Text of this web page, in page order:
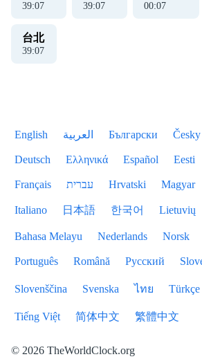
39:07 39:07 00:07
台北
39:07
English العربية Български Česky
Deutsch Ελληνικά Español Eesti
Français עברית Hrvatski Magyar
Italiano 日本語 한국어 Lietuvių
Bahasa Melayu Nederlands Norsk
Português Română Русский
Slovenščina Svenska ไทย Türkçe
Tiếng Việt 简体中文 繁體中文
© 2026 TheWorldClock.org